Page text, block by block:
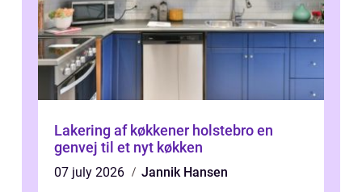
Lakering af køkkener holstebro en
genvej til et nyt køkken
07 july 2026
Jannik Hansen